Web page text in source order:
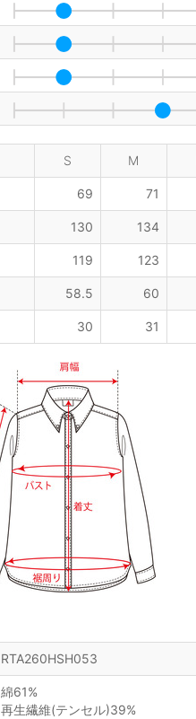
S M
69 71
130 134
119 123
58.5 60
30 31
RTA260HSH053
綿61%
再生繊維(テンセル)39%